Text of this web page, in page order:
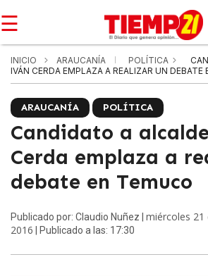
☰
INICIO ARAUCANÍA POLÍTICA
IVÁN CERDA EMPLAZA A REALIZAR UN DEBATE
ARAUCANÍA POLÍTICA
Candidato a
Cerda emplaza a
debate en Temuco
Publicado por: Claudio Nuñez | miércoles 21
2016 | Publicado a las: 17:30